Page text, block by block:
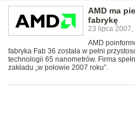
AMD ma
fabrykę
23 lipca 2007,
AMD
fabryka Fab 36 została w pełni
technologii 65 nanometrów. Firma
zakładu „w połowie 2007 roku”.